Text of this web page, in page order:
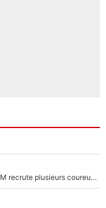
«Le budget a augmenté» : Decathlon-CMA CGM recrute plusieurs coureurs pour offrir à Paul Seixas une équipe pour gagner le Tour de France 2027